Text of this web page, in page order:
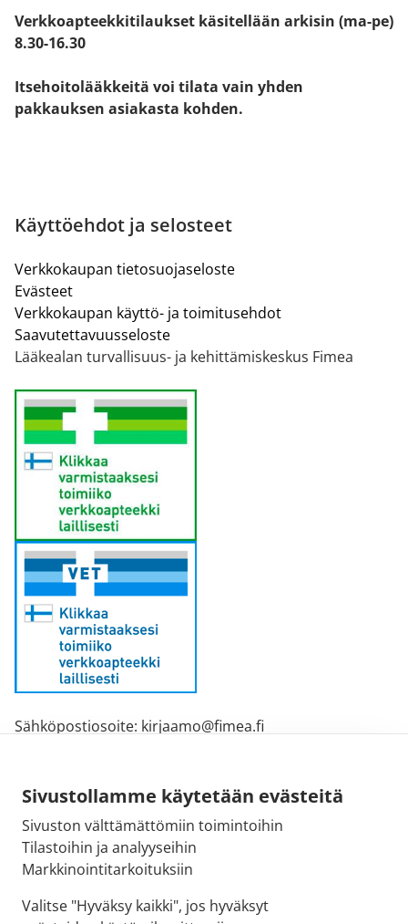
Sivustollamme käytetään evästeitä
Sivuston välttämättömiin toimintoihin
Tilastoihin ja analyyseihin
Markkinointitarkoituksiin
Valitse "Hyväksy kaikki", jos hyväksyt
Verkkoapteekkitilaukset käsitellään arkisin (ma-pe)
8.30-16.30
Itsehoitolääkkeitä voi tilata vain yhden
pakkauksen asiakasta kohden.
Käyttöehdot ja selosteet
Verkkokaupan tietosuojaseloste
Evästeet
Verkkokaupan käyttö- ja toimitusehdot
Saavutettavuusseloste
Lääkealan turvallisuus- ja kehittämiskeskus Fimea
Sähköpostiosoite: kirjaamo@fimea.fi